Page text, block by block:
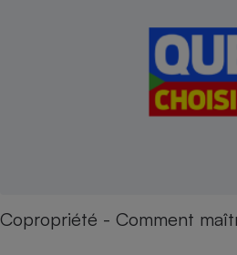
Copropriété - Comment